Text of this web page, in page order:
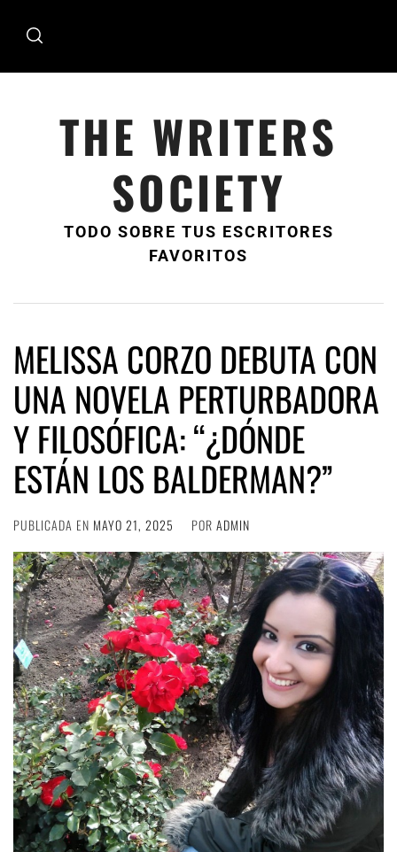
THE WRITERS
SOCIETY
TODO SOBRE TUS ESCRITORES
FAVORITOS
MELISSA CORZO DEBUTA CON
UNA NOVELA PERTURBADORA
Y FILOSÓFICA: “¿DÓNDE
ESTÁN LOS BALDERMAN?”
PUBLICADA EN MAYO 21, 2025 POR ADMIN